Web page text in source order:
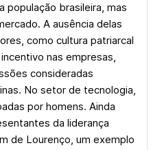
população brasileira, mas
A ausência delas
como cultura patriarcal
nas empresas,
consideradas
No setor de tecnologia,
por homens. Ainda
da liderança
de Lourenço, um exemplo